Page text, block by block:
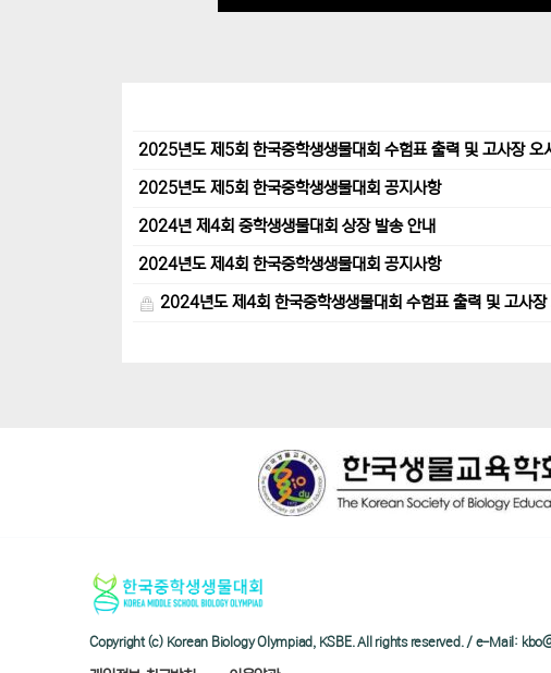
2025년도 제5회 한국중학생생물대회 수험표 출력 및 고사장 오
2025년도 제5회 한국중학생생물대회 공지사항
2024년 제4회 중학생생물대회 상장 발송 안내
2024년도 제4회 한국중학생생물대회 공지사항
2024년도 제4회 한국중학생생물대회 수험표 출력 및 고사장
Copyright (c) Korean Biology Olympiad, KSBE. All rights reserved. / e-Mail: